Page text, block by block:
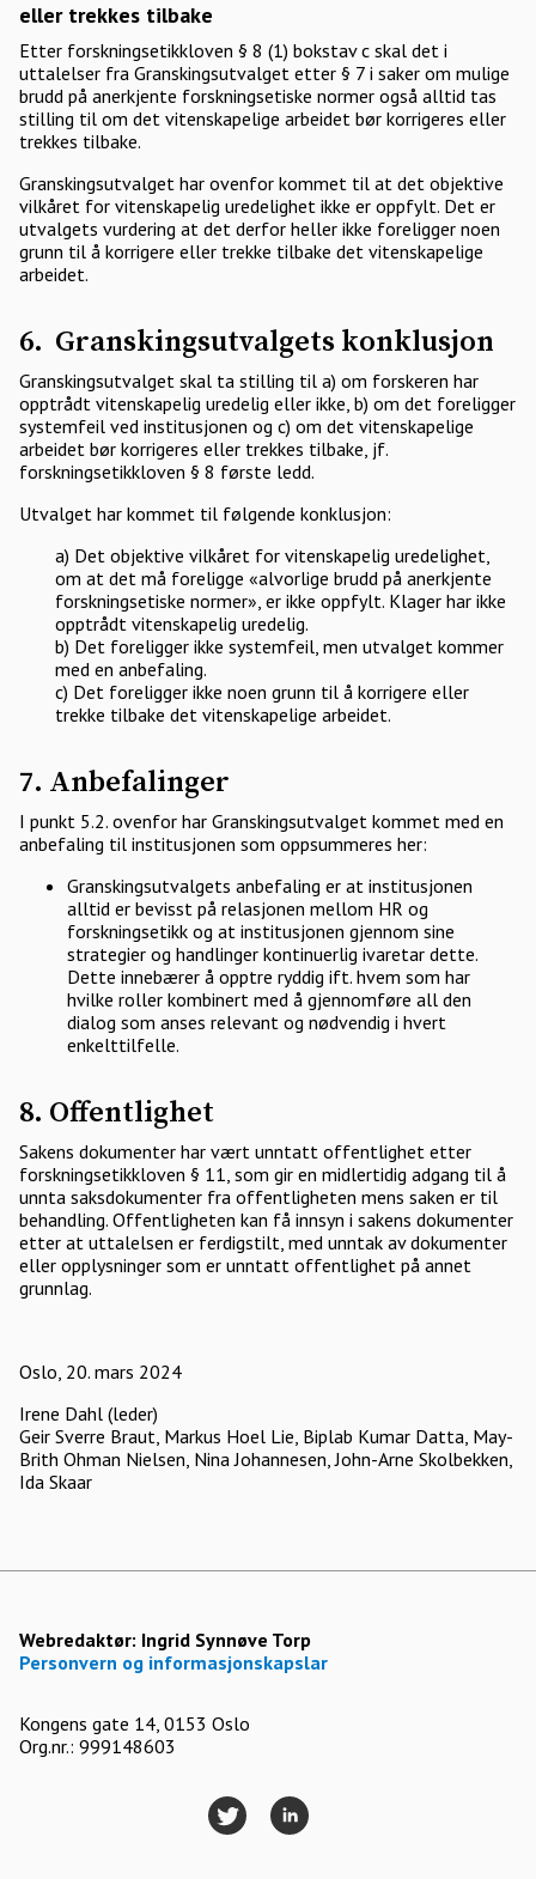
eller trekkes tilbake
Etter forskningsetikkloven § 8 (1) bokstav c skal det i
uttalelser fra Granskingsutvalget etter § 7 i saker om mulige
brudd på anerkjente forskningsetiske normer også alltid tas
stilling til om det vitenskapelige arbeidet bør korrigeres eller
trekkes tilbake.
Granskingsutvalget har ovenfor kommet til at det objektive
vilkåret for vitenskapelig uredelighet ikke er oppfylt. Det er
utvalgets vurdering at det derfor heller ikke foreligger noen
grunn til å korrigere eller trekke tilbake det vitenskapelige
arbeidet.
6. Granskingsutvalgets konklusjon
Granskingsutvalget skal ta stilling til a) om forskeren har
opptrådt vitenskapelig uredelig eller ikke, b) om det foreligger
systemfeil ved institusjonen og c) om det vitenskapelige
arbeidet bør korrigeres eller trekkes tilbake, jf.
forskningsetikkloven § 8 første ledd.
Utvalget har kommet til følgende konklusjon:
a) Det objektive vilkåret for vitenskapelig uredelighet,
om at det må foreligge «alvorlige brudd på anerkjente
forskningsetiske normer», er ikke oppfylt. Klager har ikke
opptrådt vitenskapelig uredelig.
b) Det foreligger ikke systemfeil, men utvalget kommer
med en anbefaling.
c) Det foreligger ikke noen grunn til å korrigere eller
trekke tilbake det vitenskapelige arbeidet.
7. Anbefalinger
I punkt 5.2. ovenfor har Granskingsutvalget kommet med en
anbefaling til institusjonen som oppsummeres her:
Granskingsutvalgets anbefaling er at institusjonen
alltid er bevisst på relasjonen mellom HR og
forskningsetikk og at institusjonen gjennom sine
strategier og handlinger kontinuerlig ivaretar dette.
Dette innebærer å opptre ryddig ift. hvem som har
hvilke roller kombinert med å gjennomføre all den
dialog som anses relevant og nødvendig i hvert
enkelttilfelle.
8. Offentlighet
Sakens dokumenter har vært unntatt offentlighet etter
forskningsetikkloven § 11, som gir en midlertidig adgang til å
unnta saksdokumenter fra offentligheten mens saken er til
behandling. Offentligheten kan få innsyn i sakens dokumenter
etter at uttalelsen er ferdigstilt, med unntak av dokumenter
eller opplysninger som er unntatt offentlighet på annet
grunnlag.
Oslo, 20. mars 2024
Irene Dahl (leder)
Geir Sverre Braut, Markus Hoel Lie, Biplab Kumar Datta, May-
Brith Ohman Nielsen, Nina Johannesen, John-Arne Skolbekken,
Ida Skaar
Webredaktør: Ingrid Synnøve Torp
Personvern og informasjonskapslar
Kongens gate 14, 0153 Oslo
Org.nr.: 999148603